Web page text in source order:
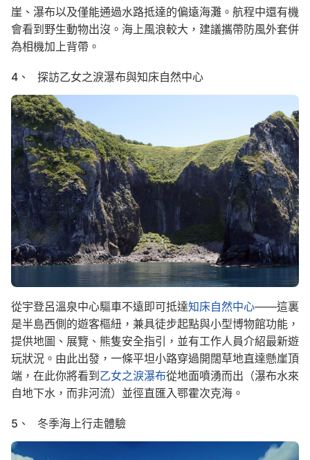
崖、瀑布以及僅能通過水路抵達的偏遠海灘。航程中還有機
會看到野生動物出沒。海上風浪較大，建議攜帶防風外套併
為相機加上背帶。
4、 探訪乙女之淚瀑布與知床自然中心
Image
從宇登呂溫泉中心驅車不遠即可抵達知床自然中心——這裏
是半島西側的遊客樞紐，兼具徒步起點與小型博物館功能，
提供地圖、展覽、熊隻安全指引，並有工作人員介紹最新遊
玩狀況。由此出發，一條平坦小路穿過開闊草地直達懸崖頂
端，在此你將看到乙女之淚瀑布從地面噴湧而出（瀑布水來
自地下水，而非河流）並徑直匯入鄂霍次克海。
5、 冬季海上行走體驗
Image